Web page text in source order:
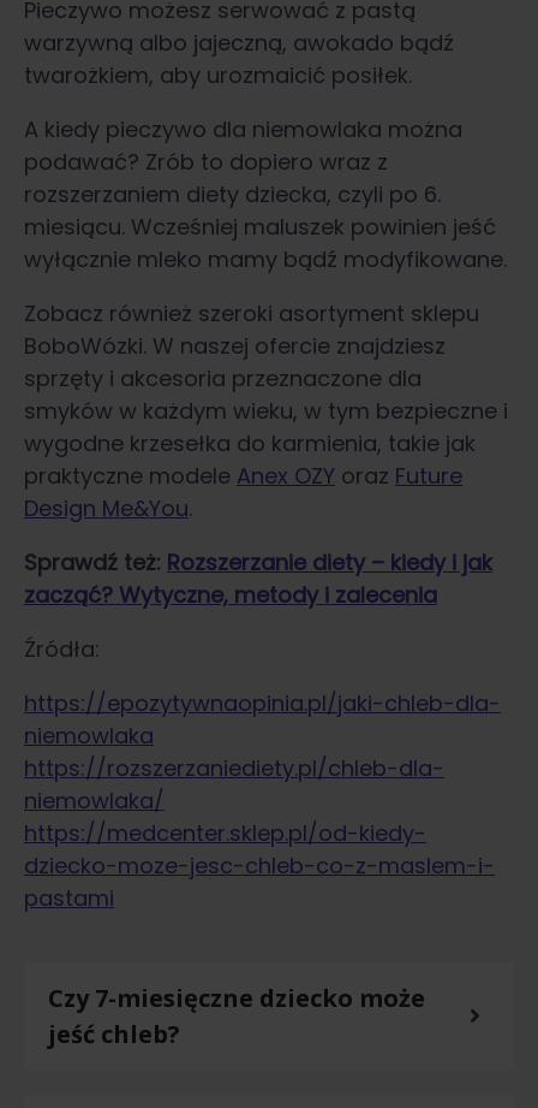
Pieczywo możesz serwować z pastą
warzywną albo jajeczną, awokado bądź
twarożkiem, aby urozmaicić posiłek.
A kiedy pieczywo dla niemowlaka można
podawać? Zrób to dopiero wraz z
rozszerzaniem diety dziecka, czyli po 6.
miesiącu. Wcześniej maluszek powinien jeść
wyłącznie mleko mamy bądź modyfikowane.
Zobacz również szeroki asortyment sklepu
BoboWózki. W naszej ofercie znajdziesz
sprzęty i akcesoria przeznaczone dla
smyków w każdym wieku, w tym bezpieczne i
wygodne krzesełka do karmienia, takie jak
praktyczne modele Anex OZY oraz Future
Design Me&You.
Sprawdź też: Rozszerzanie diety – kiedy i jak
zacząć? Wytyczne, metody i zalecenia
Źródła:
https://epozytywnaopinia.pl/jaki-chleb-dla-
niemowlaka
https://rozszerzaniediety.pl/chleb-dla-
niemowlaka/
https://medcenter.sklep.pl/od-kiedy-
dziecko-moze-jesc-chleb-co-z-maslem-i-
pastami
Czy 7-miesięczne dziecko może
jeść chleb?